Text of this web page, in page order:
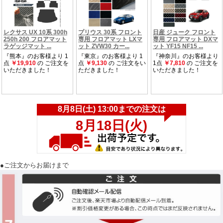
種
日産 NV200バネットワゴン(7人乗り)
●ご注文からお届けまで